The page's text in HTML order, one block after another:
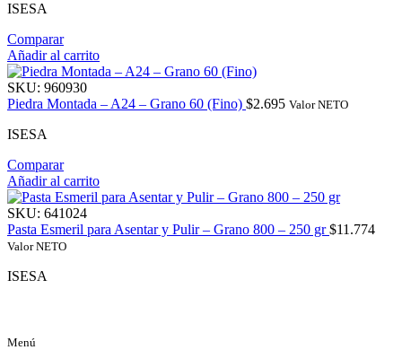
ISESA
Comparar
Añadir al carrito
SKU: 960930
Piedra Montada – A24 – Grano 60 (Fino) $2.695 Valor NETO
ISESA
Comparar
Añadir al carrito
SKU: 641024
Pasta Esmeril para Asentar y Pulir – Grano 800 – 250 gr$11.774
Valor NETO
ISESA
Menú